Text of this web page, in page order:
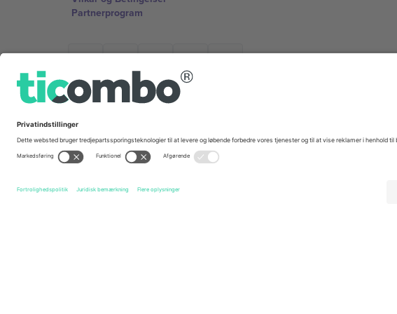
Partnerprogram
Kontorer og support
Germany
Unter den Linden 24, 10117 Berlin, Germany